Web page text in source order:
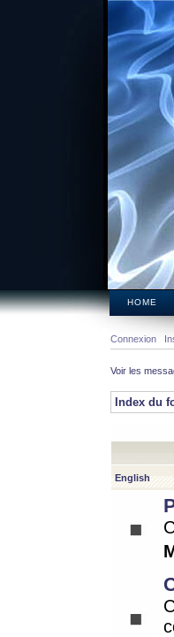
HOME
Connexion
Voir les
Index du
English